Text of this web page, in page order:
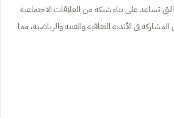
تساعد على بناء شبكة من العلاقات الاجتماعية
في الأندية الثقافية والفنية والرياضية، مما